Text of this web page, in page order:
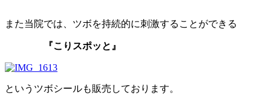
また当院では、ツボを持続的に刺激することができる
『こりスポッと』
というツボシールも販売しております。